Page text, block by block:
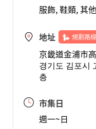
服飾, 鞋類, 其
地址 規劃路線
京畿道金浦市
경기도 김포시
층
市集日
週一~日